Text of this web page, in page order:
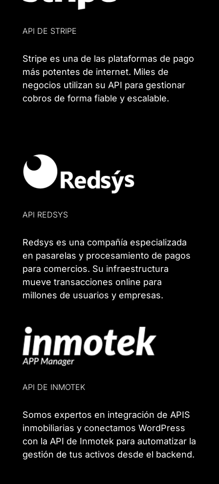
API DE STRIPE
Stripe es una de las plataformas de pago
más potentes de internet. Miles de
negocios utilizan su API para gestionar
cobros de forma fiable y escalable.
API REDSYS
Redsys es una compañía especializada
en pasarelas y procesamiento de pagos
para comercios. Su infraestructura
mueve transacciones online para
millones de usuarios y empresas.
API DE INMOTEK
Somos expertos en integración de APIS
inmobiliarias y conectamos WordPress
con la API de Inmotek para automatizar la
gestión de tus activos desde el backend.